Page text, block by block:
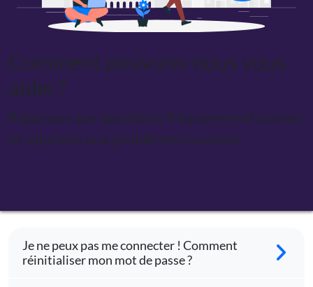
Comment pouvons-nous vous
aider?
Réponses aux questions fréquemment posées
et solutions aux problèmes courants.
Je ne peux pas me connecter ! Comment
réinitialiser mon mot de passe ?